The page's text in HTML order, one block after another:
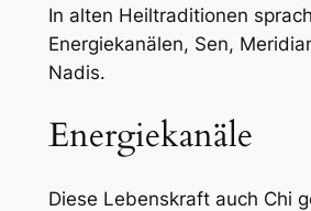
In alten Heiltraditionen
Energiekanälen, Sen,
Nadis.
Energiekanäle
Diese Lebenskraft auch Chi